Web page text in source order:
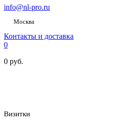
info@nl-pro.ru
Москва
Контакты и доставка
0
0 руб.
Визитки